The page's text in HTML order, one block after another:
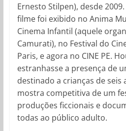
Ernesto Stilpen), desde
filme foi exibido no Anima
Cinema Infantil (aquele
Camurati), no Festival do
Paris, e agora no CINE PE.
estranhasse a presença de
destinado a crianças de seis
mostra competitiva de um
produções ficcionais e
todas ao público adulto.